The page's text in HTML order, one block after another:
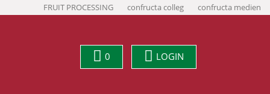
FRUIT PROCESSING confructa colleg confructa medien
0 LOGIN